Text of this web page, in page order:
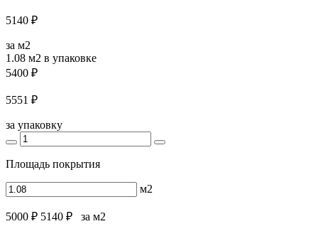
5140 ₽
за м2
1.08 м2 в упаковке
5400 ₽
5551 ₽
за упаковку
Площадь покрытия
м2
5000 ₽ 5140 ₽ за м2